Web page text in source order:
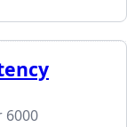
6000